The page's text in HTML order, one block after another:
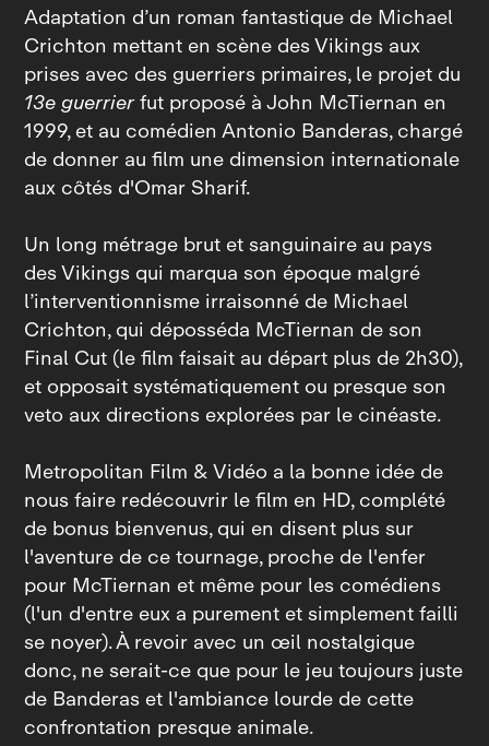
Adaptation d’un roman fantastique de Michael
Crichton mettant en scène des Vikings aux
prises avec des guerriers primaires, le projet du
13e guerrierfut proposé à John McTiernan en
1999, et au comédien Antonio Banderas, chargé
de donner au film une dimension internationale
aux côtés d'Omar Sharif.
Un long métrage brut et sanguinaire au pays
des Vikings qui marqua son époque malgré
l’interventionnisme irraisonné de Michael
Crichton, qui déposséda McTiernan de son
Final Cut (le film faisait au départ plus de 2h30),
et opposait systématiquement ou presque son
veto aux directions explorées par le cinéaste.
Metropolitan Film & Vidéo a la bonne idée de
nous faire redécouvrir le film en HD, complété
de bonus bienvenus, qui en disent plus sur
l'aventure de ce tournage, proche de l'enfer
pour McTiernan et même pour les comédiens
(l'un d'entre eux a purement et simplement failli
se noyer). À revoir avec un œil nostalgique
donc, ne serait‑ce que pour le jeu toujours juste
de Banderas et l'ambiance lourde de cette
confrontation presque animale.